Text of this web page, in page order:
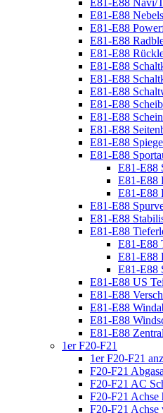
E81-E88
E81-E88
E81-E88
E81-E88
E81-E88
E81-E88
E81-E88
E81-E88
E81-E88
E81-E88
E81-E88
E81-E88
E81-E88
E81-E88
E81-E88
E81-E88
E81-E88
E81-E88
E81-E88
E81-E88
E81-E88
E81-E88 US
E81-E88
E81-E88
E81-E88
E81-E88
1er F20-F21
1er F20-F21
F20-F21
F20-F21 AC
F20-F21 Achse
F20-F21 Achse